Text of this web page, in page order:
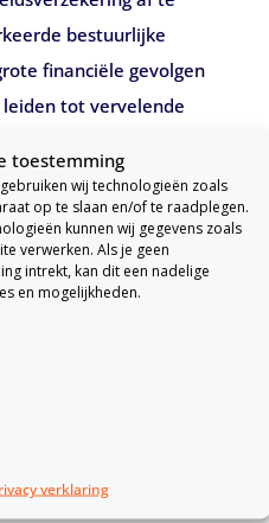
toestemming
wij technologieën zoals
op te slaan en/of te raadplegen.
kunnen wij gegevens zoals
verwerken. Als je geen
intrekt, kan dit een nadelige
en mogelijkheden.
verklaring
bestuurlijke
financiële gevolgen
tot vervelende
financiële schade die
Het afsluiten van de
bestuurders gedekt zijn
en dat er
op het
Om deze reden
zeker